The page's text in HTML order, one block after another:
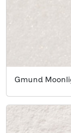
Gmund